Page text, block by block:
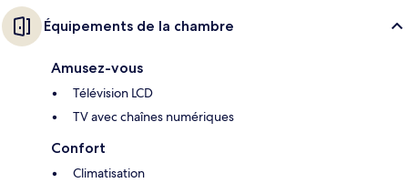
Équipements de la chambre
Amusez-vous
Télévision LCD
TV avec chaînes numériques
Confort
Climatisation